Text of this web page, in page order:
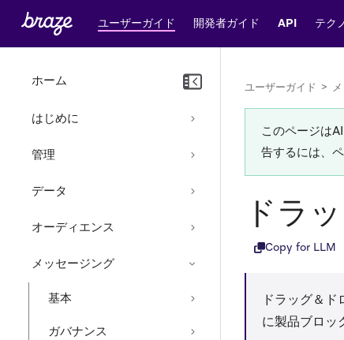
ユーザーガイド 開発者ガイド API テク
ホーム
はじめに
管理
データ
オーディエンス
メッセージング
基本
ガバナンス
ユーザーガイド >
このページは
告するには、
ドラ
Copy for LLM
ドラッグ＆
に製品ブロッ